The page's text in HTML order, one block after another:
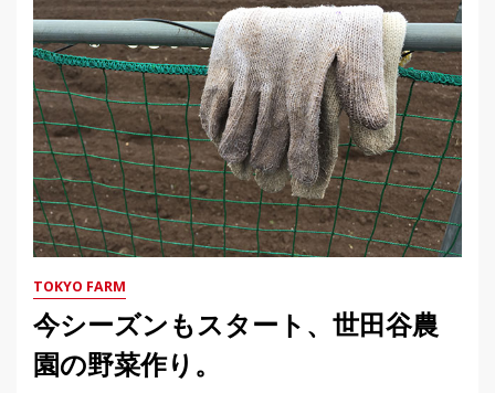
TOKYO FARM
今シーズンもスタート、世田谷農
園の野菜作り。